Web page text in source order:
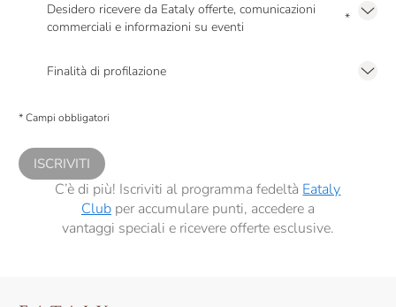
Desidero ricevere da Eataly offerte, comunicazioni
commerciali e informazioni su eventi
*
Finalità di profilazione
comunicazioni commerciali personalizzate, in caso di consenso prestato ai
* Campi obbligatori
ISCRIVITI
C’è di più! Iscriviti al programma fedeltà Eataly
Clubper accumulare punti, accedere a
vantaggi speciali e ricevere offerte esclusive.